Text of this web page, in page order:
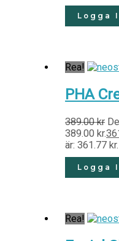
Logga
Rea!
PHA
389.00kr
389.00 kr.
är: 361.77 kr.
Logga
Rea!